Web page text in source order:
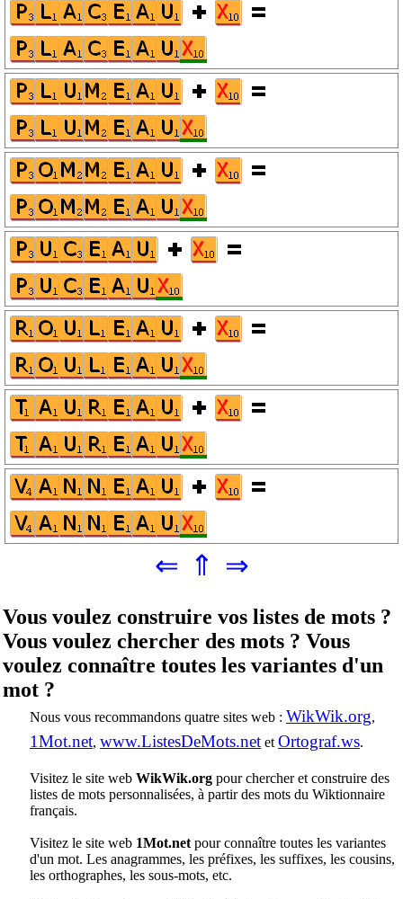
⇐ ⇑ ⇒
Vous voulez construire vos listes de mots ?
Vous voulez chercher des mots ? Vous
voulez connaître toutes les variantes d'un
mot ?
Nous vous recommandons quatre sites web : WikWik.org,
1Mot.net, www.ListesDeMots.net et Ortograf.ws.
Visitez le site web WikWik.org pour chercher et construire des
listes de mots personnalisées, à partir des mots du Wiktionnaire
français.
Visitez le site web 1Mot.net pour connaître toutes les variantes
d'un mot. Les anagrammes, les préfixes, les suffixes, les cousins,
les orthographes, les sous-mots, etc.